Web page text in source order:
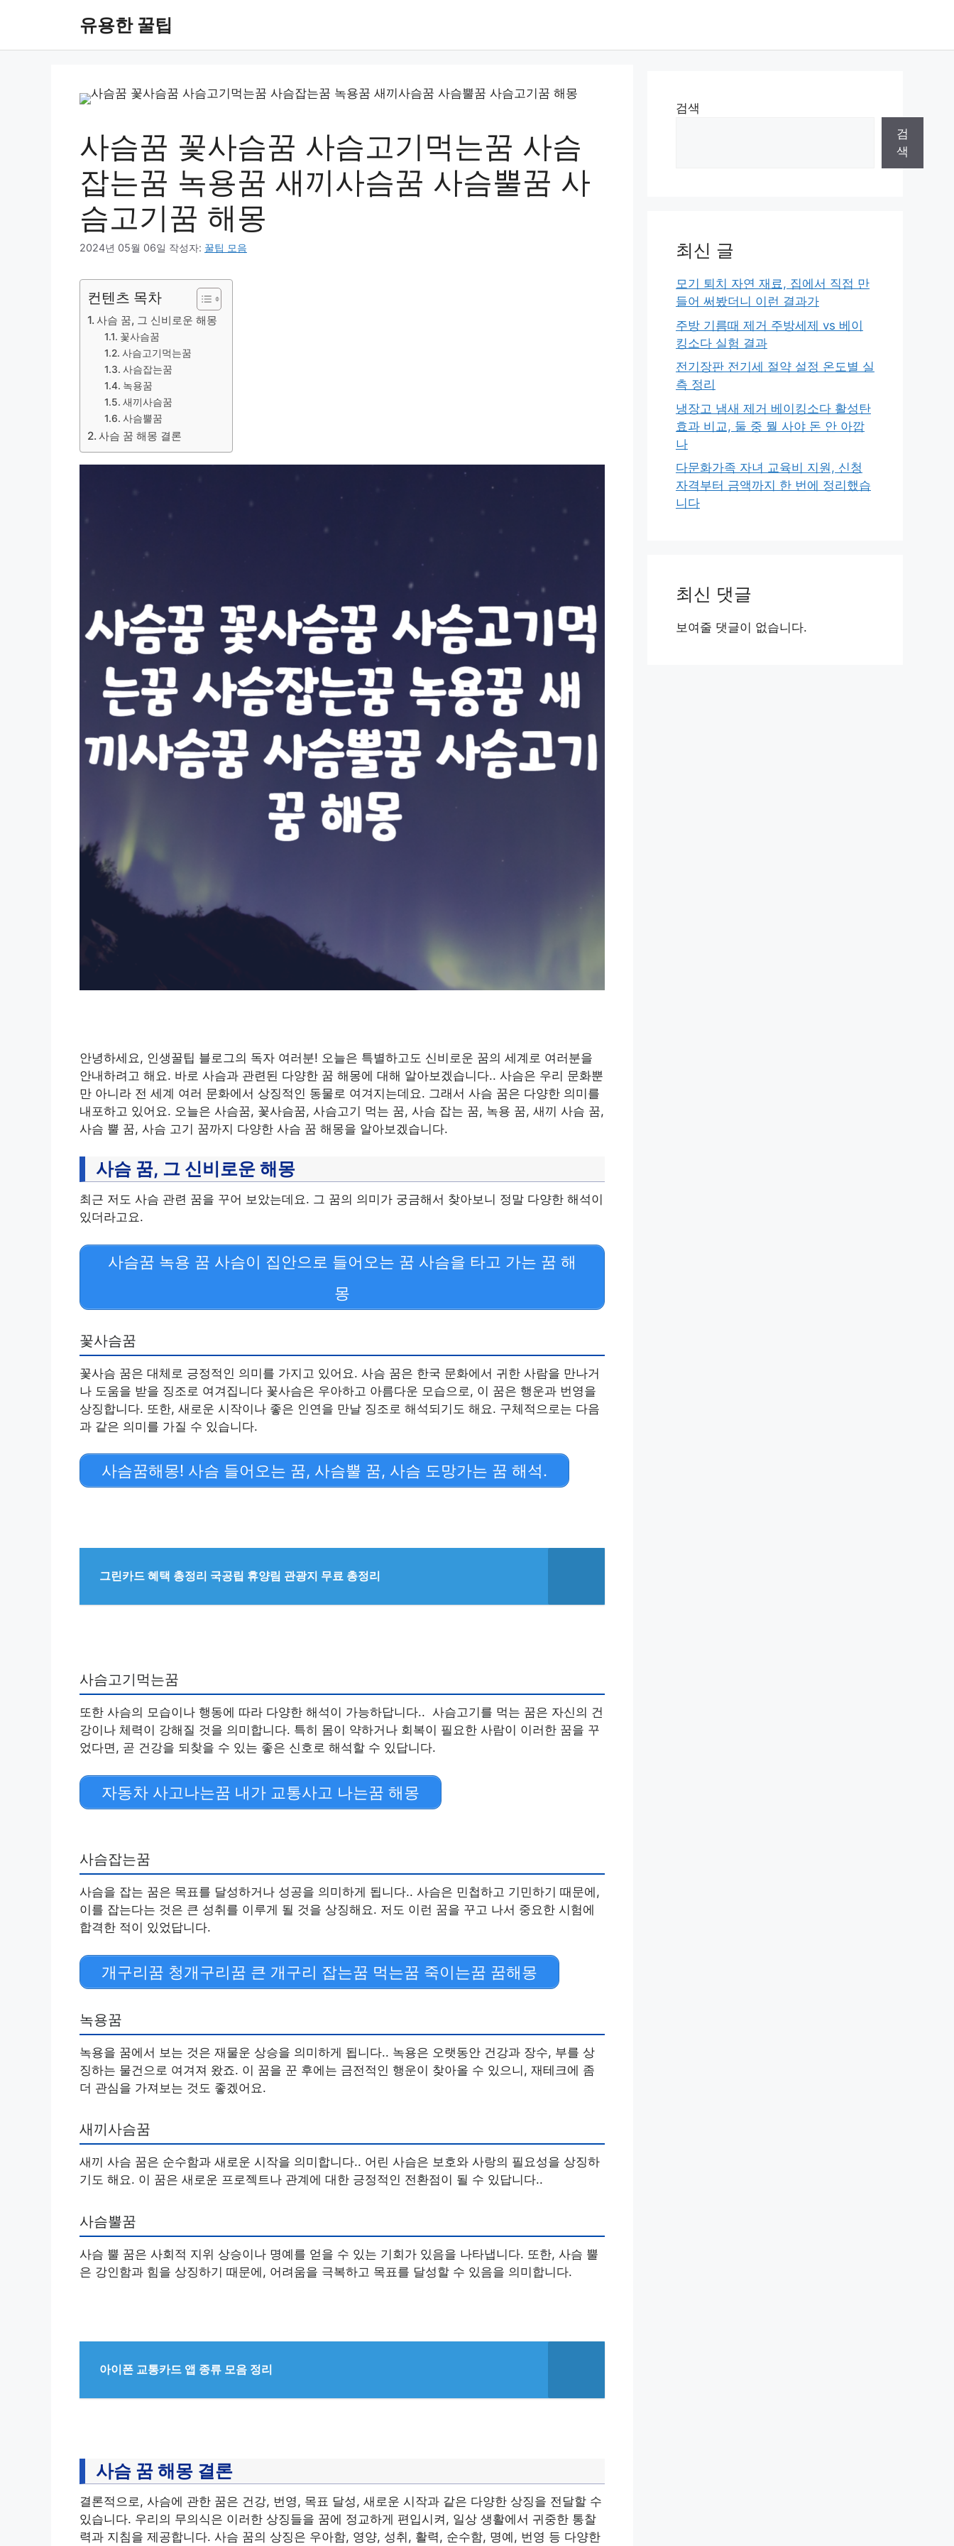
유용한 꿀팁
사슴꿈 꽃사슴꿈 사슴고기먹는꿈 사슴
잡는꿈 녹용꿈 새끼사슴꿈 사슴뿔꿈 사
슴고기꿈 해몽
2024년 05월 06일 작성자: 꿀팁 모음
컨텐츠 목차
사슴 꿈, 그 신비로운 해몽
꽃사슴꿈
사슴고기먹는꿈
사슴잡는꿈
녹용꿈
새끼사슴꿈
사슴뿔꿈
사슴 꿈 해몽 결론
안녕하세요, 인생꿀팁 블로그의 독자 여러분! 오늘은 특별하고도 신비로운 꿈의 세계로 여러분을
안내하려고 해요. 바로 사슴과 관련된 다양한 꿈 해몽에 대해 알아보겠습니다.. 사슴은 우리 문화뿐
만 아니라 전 세계 여러 문화에서 상징적인 동물로 여겨지는데요. 그래서 사슴 꿈은 다양한 의미를
내포하고 있어요. 오늘은 사슴꿈, 꽃사슴꿈, 사슴고기 먹는 꿈, 사슴 잡는 꿈, 녹용 꿈, 새끼 사슴 꿈,
사슴 뿔 꿈, 사슴 고기 꿈까지 다양한 사슴 꿈 해몽을 알아보겠습니다.
사슴 꿈, 그 신비로운 해몽
최근 저도 사슴 관련 꿈을 꾸어 보았는데요. 그 꿈의 의미가 궁금해서 찾아보니 정말 다양한 해석이
있더라고요.
사슴꿈 녹용 꿈 사슴이 집안으로 들어오는 꿈 사슴을 타고 가는 꿈 해
몽
꽃사슴꿈
꽃사슴 꿈은 대체로 긍정적인 의미를 가지고 있어요. 사슴 꿈은 한국 문화에서 귀한 사람을 만나거
나 도움을 받을 징조로 여겨집니다 꽃사슴은 우아하고 아름다운 모습으로, 이 꿈은 행운과 번영을
상징합니다. 또한, 새로운 시작이나 좋은 인연을 만날 징조로 해석되기도 해요. 구체적으로는 다음
과 같은 의미를 가질 수 있습니다.
사슴꿈해몽! 사슴 들어오는 꿈, 사슴뿔 꿈, 사슴 도망가는 꿈 해석.
그린카드 혜택 총정리 국공립 휴양림 관광지 무료 총정리
사슴고기먹는꿈
또한 사슴의 모습이나 행동에 따라 다양한 해석이 가능하답니다.. 사슴고기를 먹는 꿈은 자신의 건
강이나 체력이 강해질 것을 의미합니다. 특히 몸이 약하거나 회복이 필요한 사람이 이러한 꿈을 꾸
었다면, 곧 건강을 되찾을 수 있는 좋은 신호로 해석할 수 있답니다.
자동차 사고나는꿈 내가 교통사고 나는꿈 해몽
사슴잡는꿈
사슴을 잡는 꿈은 목표를 달성하거나 성공을 의미하게 됩니다.. 사슴은 민첩하고 기민하기 때문에,
이를 잡는다는 것은 큰 성취를 이루게 될 것을 상징해요. 저도 이런 꿈을 꾸고 나서 중요한 시험에
합격한 적이 있었답니다.
개구리꿈 청개구리꿈 큰 개구리 잡는꿈 먹는꿈 죽이는꿈 꿈해몽
녹용꿈
녹용을 꿈에서 보는 것은 재물운 상승을 의미하게 됩니다.. 녹용은 오랫동안 건강과 장수, 부를 상
징하는 물건으로 여겨져 왔죠. 이 꿈을 꾼 후에는 금전적인 행운이 찾아올 수 있으니, 재테크에 좀
더 관심을 가져보는 것도 좋겠어요.
새끼사슴꿈
새끼 사슴 꿈은 순수함과 새로운 시작을 의미합니다.. 어린 사슴은 보호와 사랑의 필요성을 상징하
기도 해요. 이 꿈은 새로운 프로젝트나 관계에 대한 긍정적인 전환점이 될 수 있답니다..
사슴뿔꿈
사슴 뿔 꿈은 사회적 지위 상승이나 명예를 얻을 수 있는 기회가 있음을 나타냅니다. 또한, 사슴 뿔
은 강인함과 힘을 상징하기 때문에, 어려움을 극복하고 목표를 달성할 수 있음을 의미합니다.
아이폰 교통카드 앱 종류 모음 정리
사슴 꿈 해몽 결론
결론적으로, 사슴에 관한 꿈은 건강, 번영, 목표 달성, 새로운 시작과 같은 다양한 상징을 전달할 수
있습니다. 우리의 무의식은 이러한 상징들을 꿈에 정교하게 편입시켜, 일상 생활에서 귀중한 통찰
력과 지침을 제공합니다. 사슴 꿈의 상징은 우아함, 영양, 성취, 활력, 순수함, 명예, 번영 등 다양한
검색
검
색
최신 글
모기 퇴치 자연 재료, 집에서 직접 만
들어 써봤더니 이런 결과가
주방 기름때 제거 주방세제 vs 베이
킹소다 실험 결과
전기장판 전기세 절약 설정 온도별 실
측 정리
냉장고 냄새 제거 베이킹소다 활성탄
효과 비교, 둘 중 뭘 사야 돈 안 아깝
나
다문화가족 자녀 교육비 지원, 신청
자격부터 금액까지 한 번에 정리했습
니다
최신 댓글
보여줄 댓글이 없습니다.